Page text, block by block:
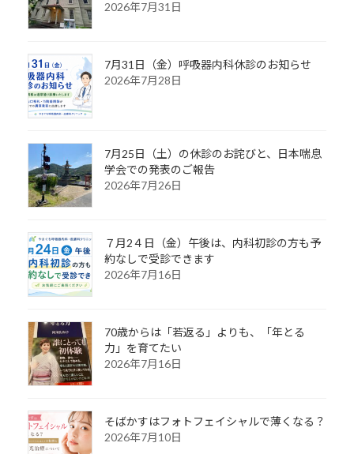
2026年7月31日
7月31日（金）呼吸器内科休診のお知らせ
2026年7月28日
7月25日（土）の休診のお詫びと、日本喘息
学会での発表のご報告
2026年7月26日
７月2４日（金）午後は、内科初診の方も予
約なしで受診できます
2026年7月16日
70歳からは「若返る」よりも、「年とる
力」を育てたい
2026年7月16日
そばかすはフォトフェイシャルで薄くなる？
2026年7月10日